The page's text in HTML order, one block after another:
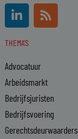
L
i
n
k
d
i
n
-
i
n
R
s
s
THEMA'S
Advocatuur
Arbeidsmarkt
Bedrijfsjuristen
Bedrijfsvoering
Gerechtsdeurwaarders